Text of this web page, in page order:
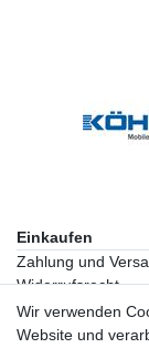
Einkaufen
Zahlung und
Widerrufsrecht
Warenkorb
Zur Kasse
Wir verwenden
Website und